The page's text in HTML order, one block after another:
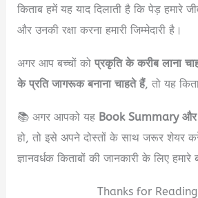
किताब हमें यह याद दिलाती है कि पेड़ हमारे
और उनकी रक्षा करना हमारी जिम्मेदारी है।
अगर आप बच्चों कोप्रकृति के करीब लाना
के प्रति जागरूक बनाना चाहते हैं, तो यह
📚 अगर आपको यह Book Summary
हो, तो इसे अपने दोस्तों के साथ जरूर शेयर
ज्ञानवर्धक किताबों की जानकारी के लिए
Thanks for